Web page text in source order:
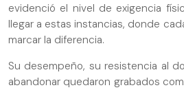
evidenció el nivel de exigencia
llegar a estas instancias, donde
marcar la diferencia.
Su desempeño, su resistencia al
abandonar quedaron grabados